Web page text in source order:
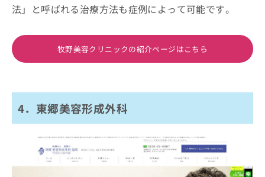
法」と呼ばれる治療方法も症例によって可能です。
牧野美容クリニックの紹介ページはこちら
4．東郷美容形成外科